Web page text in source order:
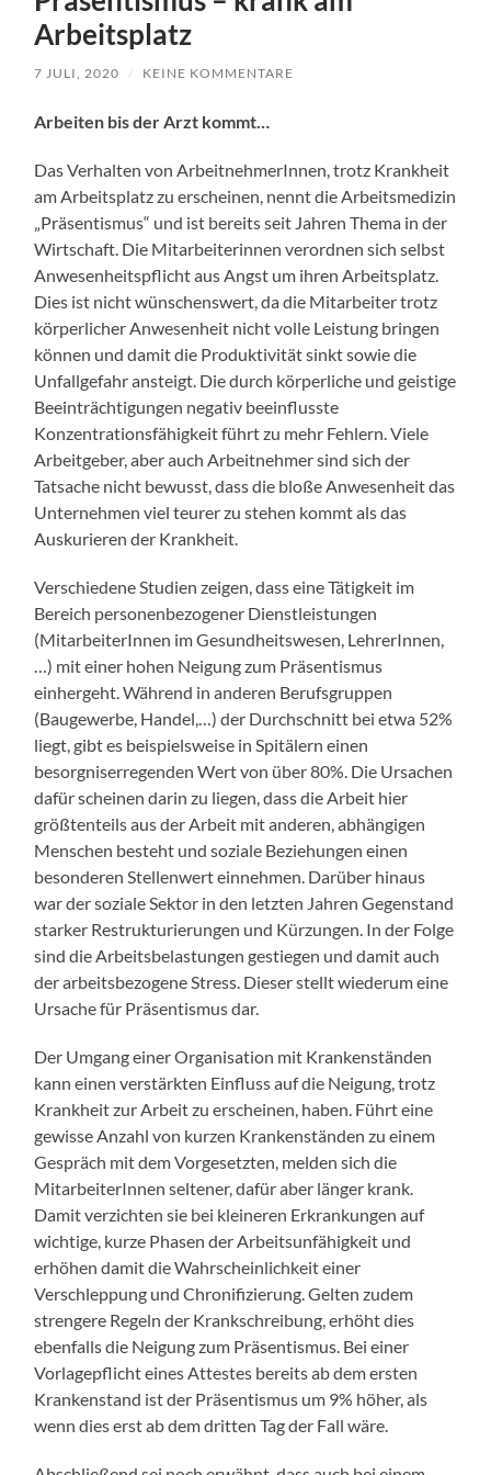
Arbeitsplatz
7 JULI, 2020 / KEINE KOMMENTARE
Arbeiten bis der Arzt kommt…
Das Verhalten von ArbeitnehmerInnen, trotz Krankheit
am Arbeitsplatz zu erscheinen, nennt die Arbeitsmedizin
„Präsentismus“ und ist bereits seit Jahren Thema in der
Wirtschaft. Die Mitarbeiterinnen verordnen sich selbst
Anwesenheitspflicht aus Angst um ihren Arbeitsplatz.
Dies ist nicht wünschenswert, da die Mitarbeiter trotz
körperlicher Anwesenheit nicht volle Leistung bringen
können und damit die Produktivität sinkt sowie die
Unfallgefahr ansteigt. Die durch körperliche und geistige
Beeinträchtigungen negativ beeinflusste
Konzentrationsfähigkeit führt zu mehr Fehlern. Viele
Arbeitgeber, aber auch Arbeitnehmer sind sich der
Tatsache nicht bewusst, dass die bloße Anwesenheit das
Unternehmen viel teurer zu stehen kommt als das
Auskurieren der Krankheit.
Verschiedene Studien zeigen, dass eine Tätigkeit im
Bereich personenbezogener Dienstleistungen
(MitarbeiterInnen im Gesundheitswesen, LehrerInnen,
…) mit einer hohen Neigung zum Präsentismus
einhergeht. Während in anderen Berufsgruppen
(Baugewerbe, Handel,…) der Durchschnitt bei etwa 52%
liegt, gibt es beispielsweise in Spitälern einen
besorgniserregenden Wert von über 80%. Die Ursachen
dafür scheinen darin zu liegen, dass die Arbeit hier
größtenteils aus der Arbeit mit anderen, abhängigen
Menschen besteht und soziale Beziehungen einen
besonderen Stellenwert einnehmen. Darüber hinaus
war der soziale Sektor in den letzten Jahren Gegenstand
starker Restrukturierungen und Kürzungen. In der Folge
sind die Arbeitsbelastungen gestiegen und damit auch
der arbeitsbezogene Stress. Dieser stellt wiederum eine
Ursache für Präsentismus dar.
Der Umgang einer Organisation mit Krankenständen
kann einen verstärkten Einfluss auf die Neigung, trotz
Krankheit zur Arbeit zu erscheinen, haben. Führt eine
gewisse Anzahl von kurzen Krankenständen zu einem
Gespräch mit dem Vorgesetzten, melden sich die
MitarbeiterInnen seltener, dafür aber länger krank.
Damit verzichten sie bei kleineren Erkrankungen auf
wichtige, kurze Phasen der Arbeitsunfähigkeit und
erhöhen damit die Wahrscheinlichkeit einer
Verschleppung und Chronifizierung. Gelten zudem
strengere Regeln der Krankschreibung, erhöht dies
ebenfalls die Neigung zum Präsentismus. Bei einer
Vorlagepflicht eines Attestes bereits ab dem ersten
Krankenstand ist der Präsentismus um 9% höher, als
wenn dies erst ab dem dritten Tag der Fall wäre.